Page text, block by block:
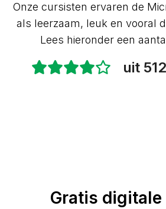
Onze cursisten ervaren de
als leerzaam, leuk en vooral
Lees hieronder een
uit
Gratis digitale